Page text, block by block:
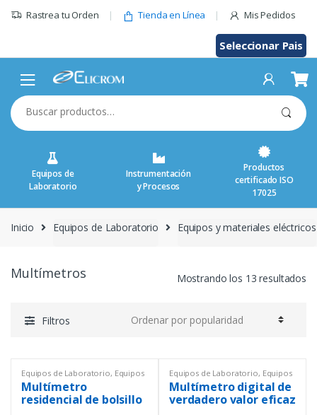
Rastrea tu Orden Tienda en Línea Mis Pedidos
Seleccionar Pais
Buscar
por:
Equipos de
Laboratorio
Instrumentación
y Procesos
Productos
certificado ISO
17025
Inicio Equipos de Laboratorio Equipos y materiales eléctricos
Multímetros Mostrando los 13 resultados
Filtros
Equipos de Laboratorio, Equipos
Uni-trend Equipos y materiales
eléctricos,Instrumentación y
Procesos,Multímetros,
Multímetros
Multímetro
residencial de bolsillo
Equipos de Laboratorio, Equipos
y materiales eléctricos
Multímetros
Multímetro digital de
verdadero valor eficaz